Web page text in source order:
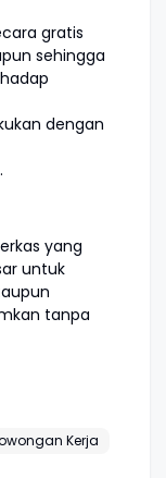
gratis
sehingga
dengan
yang
untuk
tanpa
Kerja